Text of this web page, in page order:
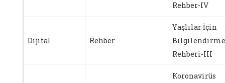
Rehber-IV
Dijital Rehber
Yaşlılar İçin
Bilgilendirme
Rehberi-III
Koronavirüs